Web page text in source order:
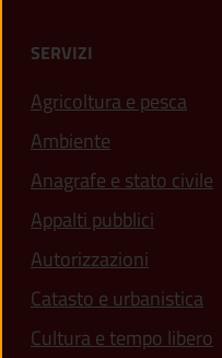
SERVIZI
Agricoltura e pesca
Ambiente
Anagrafe e stato civile
Appalti pubblici
Autorizzazioni
Catasto e urbanistica
Cultura e tempo libero